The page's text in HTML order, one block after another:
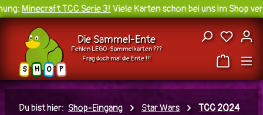
Zum Hauptinhalt springen
Minecraft TCC Serie 3!Viele Karten schon bei uns im Shop
S H O P
Die Sammel-Ente
Fehlen LEGO-Sammelkarten ???
Frag doch mal die Ente !!!
Du
Du bist hier: Shop-Eingang Star Wars TCC 2024